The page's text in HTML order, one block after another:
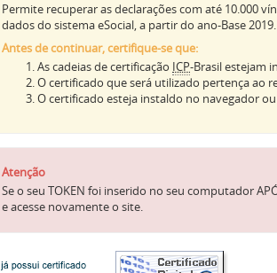
Permite recuperar as declarações com até 10.000
dados do sistema eSocial, a partir do ano-Base
Antes de continuar, certifique-se que:
As cadeias de certificação ICP-Brasil estejam
O certificado que será utilizado pertença ao
O certificado esteja instaldo no navegador
Atenção
Se o seu TOKEN foi inserido no seu computador
e acesse novamente o site.